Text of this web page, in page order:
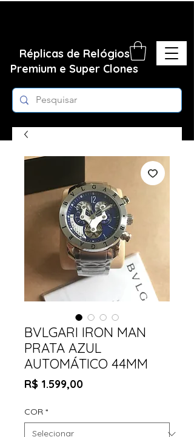
Réplicas de Relógios
Premium e Super Clones
BVLGARI IRON MAN
PRATA AZUL
AUTOMÁTICO 44MM
R$ 1.599,00Preço
COR *